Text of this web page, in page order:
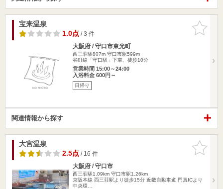
お気に入
りに追加
宝来温泉
1.0点/ 3 件
大阪府 / 守口市東光町
西三荘駅807m 守口市駅599m
谷町線「守口駅」下車、徒歩10分
営業時間 15:00～24:00
入浴料金 600円～
日帰り
関連情報から探す
お気に入
りに追加
大宮温泉
2.5点/ 16 件
大阪府 / 守口市
西三荘駅1.09km 守口市駅1.26km
京阪本線 西三荘駅より徒歩15分 近畿自動車道 門真ICより
中央環…